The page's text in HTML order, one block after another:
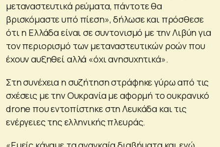
μεταναστευτικά ρεύματα, πάντοτε θα
βρισκόμαστε υπό πίεση», δήλωσε και πρόσθεσε
ότι η Ελλάδα είναι σε συντονισμό με την Λιβύη για
τον περιορισμό των μεταναστευτικών ροών που
έχουν αυξηθεί αλλά «όχι ανησυχητικά».
Στη συνέχεια η συζήτηση στράφηκε γύρω από τις
σχέσεις με την Ουκρανία με αφορμή το ουκρανικό
drone που εντοπίστηκε στη Λευκάδα και τις
ενέργειες της ελληνικής πλευράς.